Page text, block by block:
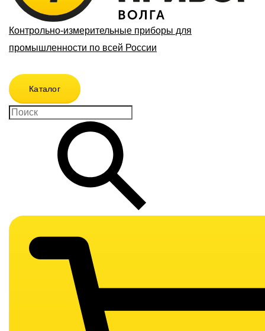
Контрольно-измерительные приборы для
промышленности по всей России
Каталог